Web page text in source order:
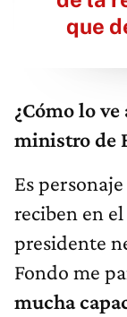
que
¿Cómo lo
ministro de
Es
reciben en el
presidente
Fondo me
mucha